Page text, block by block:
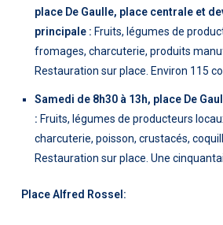
place De Gaulle, place centrale et
principale :Fruits, légumes de
fromages, charcuterie, produits
Restauration sur place. Environ 115
Samedi de 8h30 à 13h, place De
: Fruits, légumes de producteurs
charcuterie, poisson, crustacés,
Restauration sur place. Une
Place Alfred Rossel: